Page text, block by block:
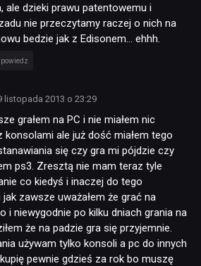
ale dzieki prawu patentowemu i
nie przeczytamy raczej o nich na
bedzie jak z Edisonem… ehhh.
listopada 2013 o 23:29
grałem na PC i nie miałem nic
konsolami ale już dość miałem tego
się czy gra mi pójdzie czy
ps3. Zresztą nie mam teraz tyle
co kiedyś i inaczej do tego
zawsze uważałem że grać na
i niewygodnie po kilku dniach grania na
że na padzie gra się przyjemnie.
używam tylko konsoli a pc do innych
pewnie gdzieś za rok bo muszę